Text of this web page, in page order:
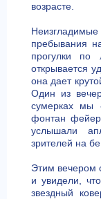
возрасте.
пребывания
прогулки
открывается
она дает
Один из
сумерках мы
фонтан
услышали
зрителей на
Этим вечером
и увидели,
звездный